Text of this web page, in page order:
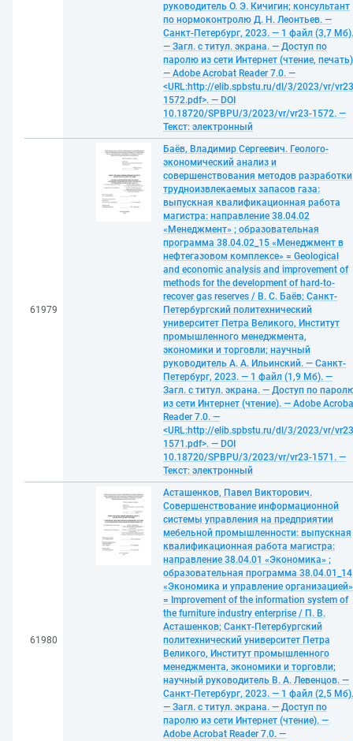
руководитель О. Э. Кичигин; консультант
по нормоконтролю Д. Н. Леонтьев. —
Санкт-Петербург, 2023. — 1 файл (3,7 Мб).
— Загл. с титул. экрана. — Доступ по
паролю из сети Интернет (чтение,
— Adobe Acrobat Reader 7.0. —
<URL:http://elib.spbstu.ru/dl/3/2023/vr/
1572.pdf>. — DOI
10.18720/SPBPU/3/2023/vr/vr23-1572. —
Текст: электронный
61979
Баёв, Владимир Сергеевич. Геолого-
экономический анализ и
совершенствования методов разработки
трудноизвлекаемых запасов газа:
выпускная квалификационная работа
магистра: направление 38.04.02
«Менеджмент» ; образовательная
программа 38.04.02_15 «Менеджмент в
нефтегазовом комплексе» = Geological
and economic analysis and improvement of
methods for the development of hard-to-
recover gas reserves / В. С. Баёв; Санкт-
Петербургский политехнический
университет Петра Великого, Институт
промышленного менеджмента,
экономики и торговли; научный
руководитель А. А. Ильинский. — Санкт-
Петербург, 2023. — 1 файл (1,9 Мб). —
Загл. с титул. экрана. — Доступ по
из сети Интернет (чтение). — Adobe
Reader 7.0. —
<URL:http://elib.spbstu.ru/dl/3/2023/vr/
1571.pdf>. — DOI
10.18720/SPBPU/3/2023/vr/vr23-1571. —
Текст: электронный
61980
Асташенков, Павел Викторович.
Совершенствование информационной
системы управления на предприятии
мебельной промышленности: выпускная
квалификационная работа магистра:
направление 38.04.01 «Экономика» ;
образовательная программа 38.04.01_14
«Экономика и управление организацией»
= Improvement of the information system of
the furniture industry enterprise / П. В.
Асташенков; Санкт-Петербургский
политехнический университет Петра
Великого, Институт промышленного
менеджмента, экономики и торговли;
научный руководитель В. А. Левенцов. —
Санкт-Петербург, 2023. — 1 файл (2,5 Мб).
— Загл. с титул. экрана. — Доступ по
паролю из сети Интернет (чтение). —
Adobe Acrobat Reader 7.0. —